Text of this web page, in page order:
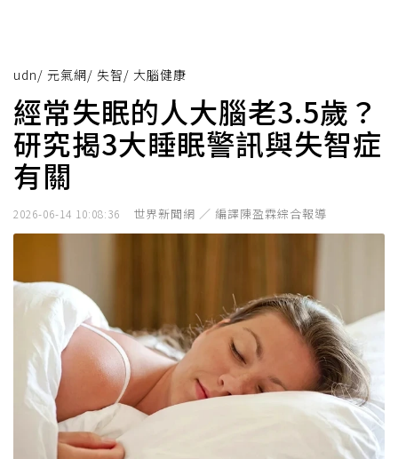
udn/ 元氣網/ 失智/ 大腦健康
經常失眠的人大腦老3.5歲？
研究揭3大睡眠警訊與失智症
有關
2026-06-14 10:08:36 世界新聞網 ／ 編譯陳盈霖綜合報導